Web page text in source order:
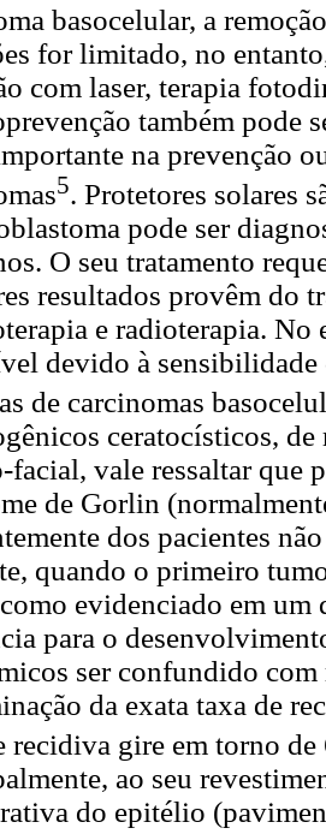
basocelular, a
for limitado, no
com laser, terapia
também pode
na prevenção
5. Protetores solares
pode ser
O seu tratamento
resultados provêm do
e radioterapia. No
devido à sensibilidade
de carcinomas
ceratocísticos,
vale ressaltar que
de Gorlin
dos pacientes
quando o primeiro
evidenciado em um
para o
ser confundido
da exata taxa de
recidiva gire em torno de
ao seu
do epitélio